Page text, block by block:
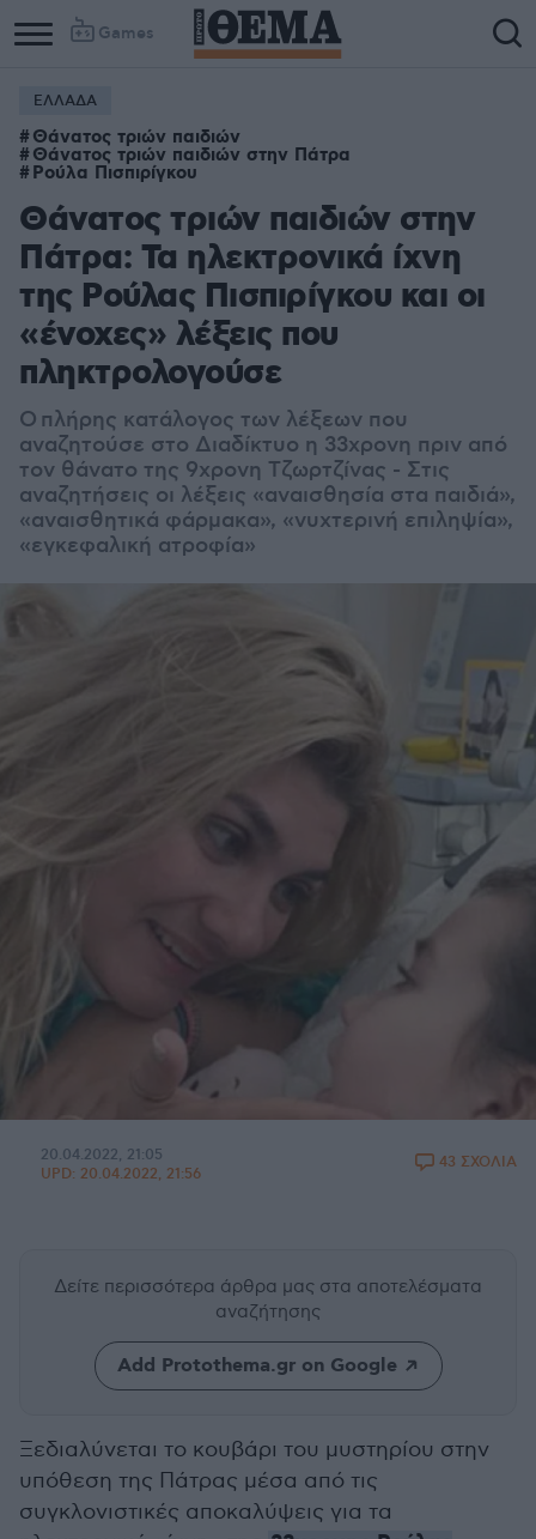
Games
ΕΛΛΑΔΑ
Θάνατος τριών παιδιών
Θάνατος τριών παιδιών στην Πάτρα
Ρούλα Πισπιρίγκου
Θάνατος τριών παιδιών στην
Πάτρα: Τα ηλεκτρονικά ίχνη
της Ρούλας Πισπιρίγκου και οι
«ένοχες» λέξεις που
πληκτρολογούσε
Ο πλήρης κατάλογος των λέξεων που
αναζητούσε στο Διαδίκτυο η 33χρονη πριν από
τον θάνατο της 9χρονη Τζωρτζίνας - Στις
αναζητήσεις οι λέξεις «αναισθησία στα παιδιά»,
«αναισθητικά φάρμακα», «νυχτερινή επιληψία»,
«εγκεφαλική ατροφία»
20.04.2022, 21:05
UPD: 20.04.2022, 21:56
43 ΣΧΟΛΙΑ
Δείτε περισσότερα άρθρα μας στα αποτελέσματα
αναζήτησης
Add Protothema.gr on Google
Ξεδιαλύνεται το κουβάρι του μυστηρίου στην
υπόθεση της Πάτρας μέσα από τις
συγκλονιστικές αποκαλύψεις για τα